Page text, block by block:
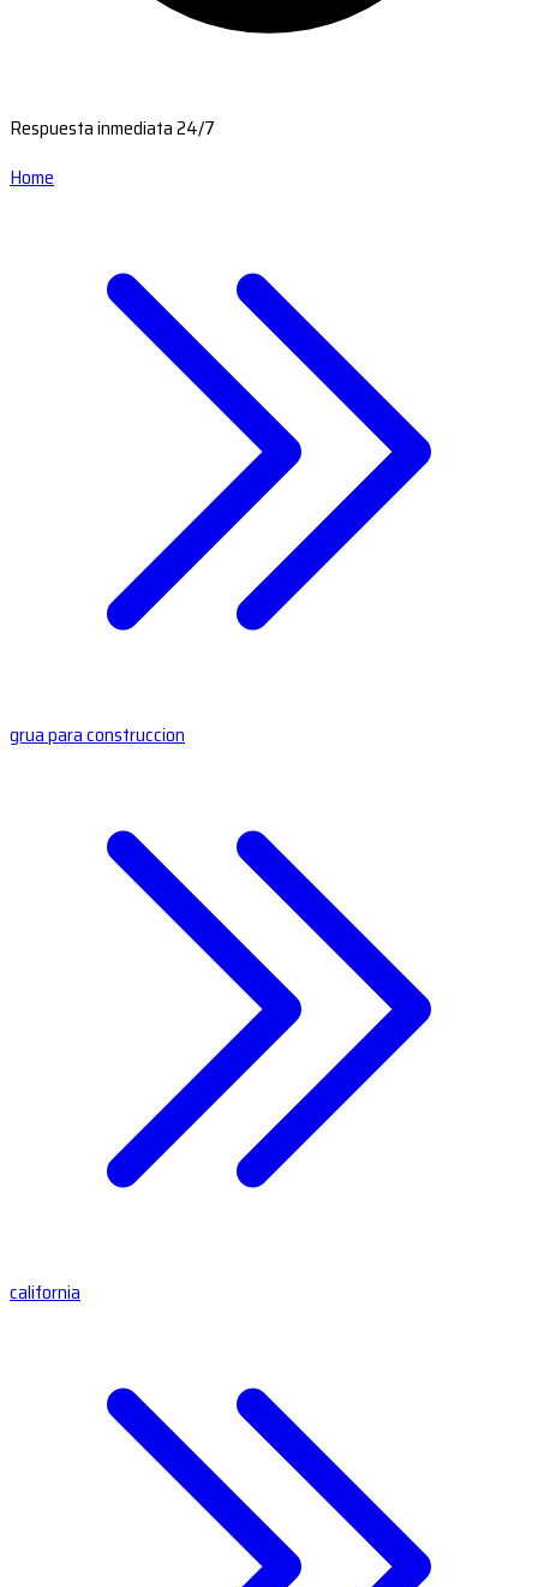
Respuesta inmediata 24/7
Home
grua para construccion
california